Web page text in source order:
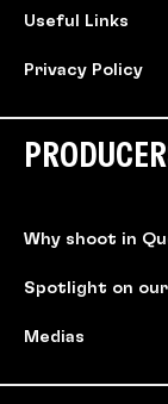
Useful Links
Privacy Policy
Why shoot in
Spotlight on our
Medias